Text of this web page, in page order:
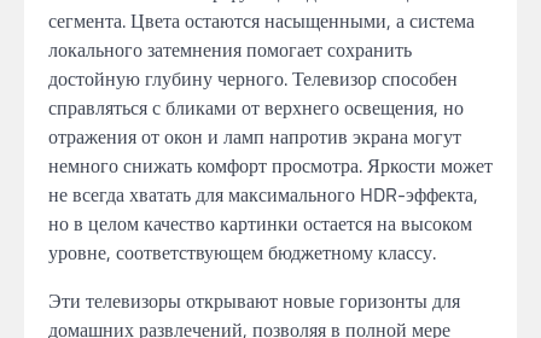
сегмента. Цвета остаются насыщенными, а система
локального затемнения помогает сохранить
достойную глубину черного. Телевизор способен
справляться с бликами от верхнего освещения, но
отражения от окон и ламп напротив экрана могут
немного снижать комфорт просмотра. Яркости может
не всегда хватать для максимального HDR-эффекта,
но в целом качество картинки остается на высоком
уровне, соответствующем бюджетному классу.
Эти телевизоры открывают новые горизонты для
домашних развлечений, позволяя в полной мере